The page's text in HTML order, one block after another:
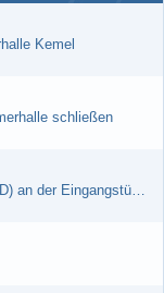
Kemel
schließen
40. Automatisierter Externer Defibrillator (AED) an der Eingangstür zum DGH - Grebenroth